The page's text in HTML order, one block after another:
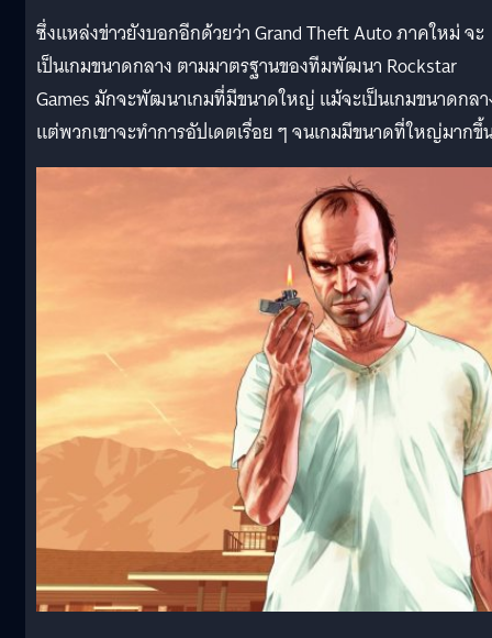
ซึ่งแหล่งข่าวยังบอกอีกด้วยว่า Grand Theft Auto ภาคใหม่ จะ
เป็นเกมขนาดกลาง ตามมาตรฐานของทีมพัฒนา Rockstar
Games มักจะพัฒนาเกมที่มีขนาดใหญ่ แม้จะเป็นเกมขนาดกล
แต่พวกเขาจะทำการอัปเดตเรื่อย ๆ จนเกมมีขนาดที่ใหญ่มากขึ้